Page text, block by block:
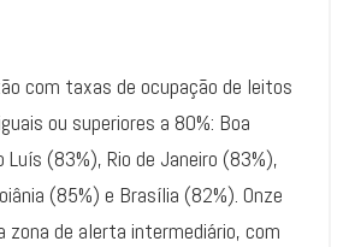
com taxas de ocupação de leitos
ou superiores a 80%: Boa
(83%), Rio de Janeiro (83%),
(85%) e Brasília (82%). Onze
zona de alerta intermediário, com